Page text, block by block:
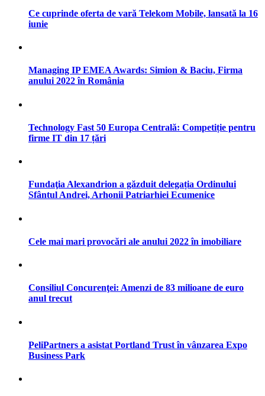
Ce cuprinde oferta de vară Telekom Mobile, lansată la 16
iunie
Managing IP EMEA Awards: Simion & Baciu, Firma
anului 2022 în România
Technology Fast 50 Europa Centrală: Competiție pentru
firme IT din 17 țări
Fundaţia Alexandrion a găzduit delegația Ordinului
Sfântul Andrei, Arhonii Patriarhiei Ecumenice
Cele mai mari provocări ale anului 2022 în imobiliare
Consiliul Concurenţei: Amenzi de 83 milioane de euro
anul trecut
PeliPartners a asistat Portland Trust în vânzarea Expo
Business Park